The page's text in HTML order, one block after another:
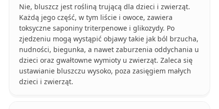
Nie, bluszcz jest rośliną trującą dla dzieci i zwierząt.
Każdą jego część, w tym liście i owoce, zawiera
toksyczne saponiny triterpenowe i glikozydy. Po
zjedzeniu mogą wystąpić objawy takie jak ból brzucha,
nudności, biegunka, a nawet zaburzenia oddychania u
dzieci oraz gwałtowne wymioty u zwierząt. Zaleca się
ustawianie bluszczu wysoko, poza zasięgiem małych
dzieci i zwierząt.